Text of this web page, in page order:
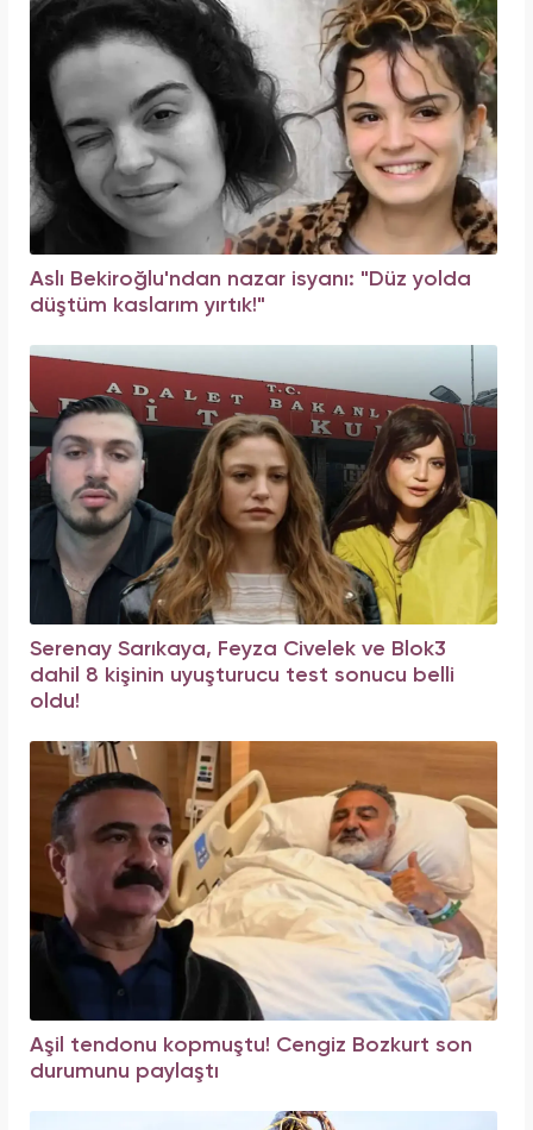
Aslı Bekiroğlu'ndan nazar isyanı: "Düz yolda
düştüm kaslarım yırtık!"
Serenay Sarıkaya, Feyza Civelek ve Blok3
dahil 8 kişinin uyuşturucu test sonucu belli
oldu!
Aşil tendonu kopmuştu! Cengiz Bozkurt son
durumunu paylaştı